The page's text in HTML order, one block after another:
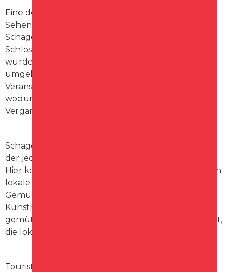
Eine der auffälligsten historischen
Sehenswürdigkeiten in Schagen das Schloss „Slot
Schagen, das aus dem 15. Jahrhundert stammt. Das
Schloss diente früher als Verteidigungsfestung,
wurde später jedoch zu einer Adelsresidenz
umgebaut. Heutzutage wird das Schloss für
Veranstaltungen und Ausstellungen genutzt,
wodurch Besucher einen Einblick in die reiche
Vergangenheit der Stadt erhalten.
Schagen auch für seinen lebhaften Markt bekannt,
der jeden Donnerstag im Stadtzentrum stattfindet.
Hier können sowohl Einheimische als auch Touristen
lokale Produkte kaufen, von frischem Obst und
Gemüse bis hin zu handgefertigten
Kunsthandwerksartikeln. Der Markt sorgt für eine
gemütliche Atmosphäre und bietet die Gelegenheit,
die lokale Kultur kennenzulernen.
Touristen, die Schagen , können sich auf